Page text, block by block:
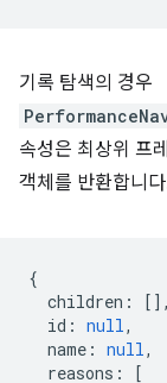
기록 탐색의 경우
속성은 최상위 프
객체를 반환합니
{
children :
[],
id : null,
name : null,
reasons :
[